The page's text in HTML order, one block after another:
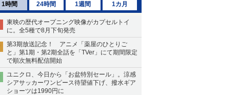
1時間 24時間 1週間 1カ月
東映の歴代オープニング映像がカプセルトイ
に。全5種で8月下旬発売
第3期放送記念！ アニメ「薬屋のひとりご
と」第1期・第2期全話を「TVer」にて期間限定
で順次無料配信開始
ユニクロ、今日から「お盆特別セール」。涼感
シアサッカーワンピース待望値下げ、撥水ギア
ショーツは1990円に